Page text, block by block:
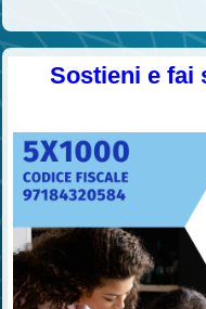
Sostieni e fai